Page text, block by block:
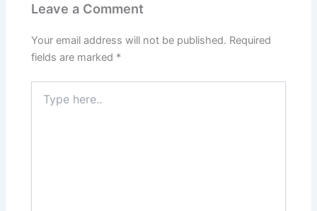
Leave a Comment
Your email address will not be published. Required
fields are marked *
here..